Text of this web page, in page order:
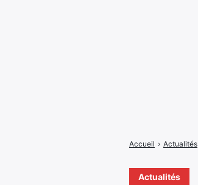
Actualités
Accueil › Actualités